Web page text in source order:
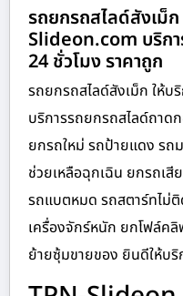
รถยกรถสไลด์สังเม็ก
Slideon.com บริก
24 ชั่วโมง ราคาถูก
รถยกรถสไลด์สังเม็ก ให้บ
บริการรถยกรถสไลด์ถา
ยกรถใหม่ รถป้ายแดง รถ
ช่วยเหลือฉุกเฉิน ยกรถเ
รถแบตหมด รถสตาร์ทไม่
เครื่องจักร์หนัก ยกโฟล์ค
ย้ายซุ้มขายของ ยินดีให้บ